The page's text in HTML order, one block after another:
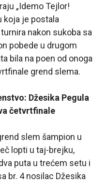
„Idemo Tejlor!
koja je postala
nakon sukoba sa
pobede u drugom
bila na poen od onoga
grend slema.
Džesika Pegula
četvrtfinale
slem šampion u
lopti u taj-brejku,
puta u trećem setu i
br. 4 nosilac Džesika